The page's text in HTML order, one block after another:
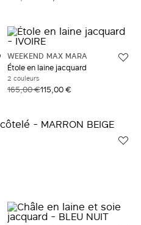
WEEKEND MAX MARA
Étole en laine jacquard
2 couleurs
165,00 €115,00 €